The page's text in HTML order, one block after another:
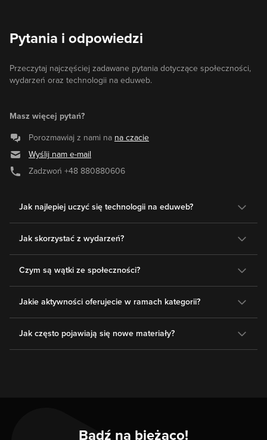
Pytania i odpowiedzi
Przeczytaj najczęściej zadawane pytania dotyczące społeczności,
wydarzeń oraz technologii na eduweb.
Masz więcej pytań?
Porozmawiaj z nami na na czacie
Wyślij nam e-mail
Zadzwoń +48 880880606
Jak najlepiej uczyć się technologii na eduweb?
Jak skorzystać z wydarzeń?
Czym są wątki ze społeczności?
Jakie aktywności oferujecie w ramach kategorii?
Jak często pojawiają się nowe materiały?
Bądź na bieżąco!